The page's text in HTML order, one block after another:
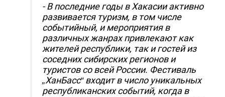
- В последние годы в Хакасии активно
развивается туризм, в том числе
событийный, и мероприятия в
различных жанрах привлекают как
жителей республики, так и гостей из
соседних сибирских регионов и
туристов со всей России. Фестиваль
„ХанБасс“ входит в число уникальных
республиканских событий, когда в